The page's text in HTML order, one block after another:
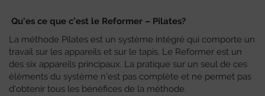
Qu’es ce que c’est le Reformer – Pilates?
La méthode Pilates est un système intégré qui comporte un
travail sur les appareils et sur le tapis. Le Reformer est un
des six appareils principaux. La pratique sur un seul de ces
éléments du système n’est pas complète et ne permet pas
d’obtenir tous les bénéfices de la méthode.